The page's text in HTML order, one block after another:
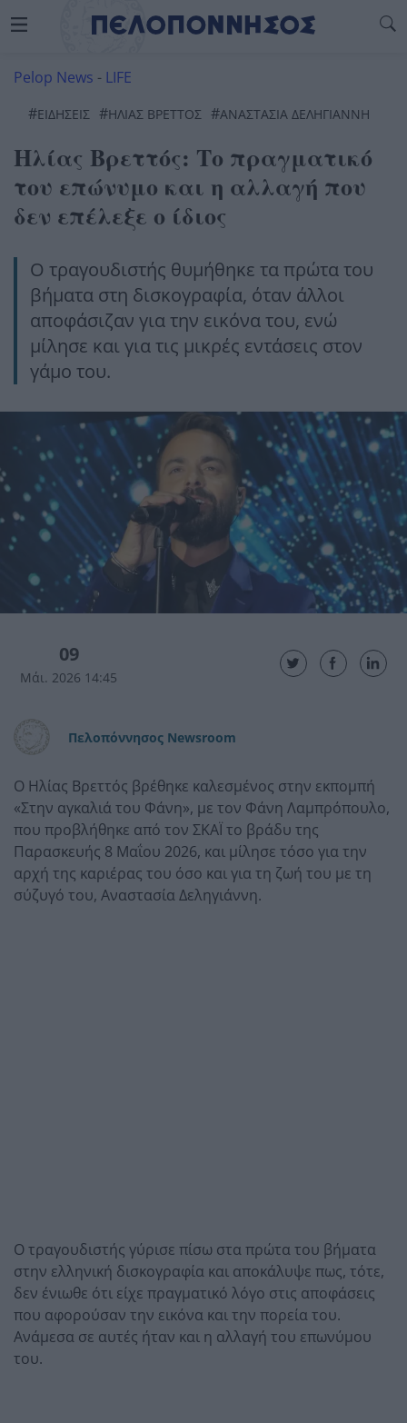
Pelop News - LIFE
#ΕΙΔΗΣΕΙΣ #ΗΛΙΑΣ ΒΡΕΤΤΟΣ #ΑΝΑΣΤΑΣΊΑ ΔΕΛΗΓΙΆΝΝΗ
Ηλίας Βρεττός: Το πραγματικό
του επώνυμο και η αλλαγή που
δεν επέλεξε ο ίδιος
Ο τραγουδιστής θυμήθηκε τα πρώτα του
βήματα στη δισκογραφία, όταν άλλοι
αποφάσιζαν για την εικόνα του, ενώ
μίλησε και για τις μικρές εντάσεις στον
γάμο του.
09
Μάι. 2026 14:45
Πελοπόννησος Newsroom
Ο Ηλίας Βρεττός βρέθηκε καλεσμένος στην εκπομπή
«Στην αγκαλιά του Φάνη», με τον Φάνη Λαμπρόπουλο,
που προβλήθηκε από τον ΣΚΑΪ το βράδυ της
Παρασκευής 8 Μαΐου 2026, και μίλησε τόσο για την
αρχή της καριέρας του όσο και για τη ζωή του με τη
σύζυγό του, Αναστασία Δεληγιάννη.
Ο τραγουδιστής γύρισε πίσω στα πρώτα του βήματα
στην ελληνική δισκογραφία και αποκάλυψε πως, τότε,
δεν ένιωθε ότι είχε πραγματικό λόγο στις αποφάσεις
που αφορούσαν την εικόνα και την πορεία του.
Ανάμεσα σε αυτές ήταν και η αλλαγή του επωνύμου
του.